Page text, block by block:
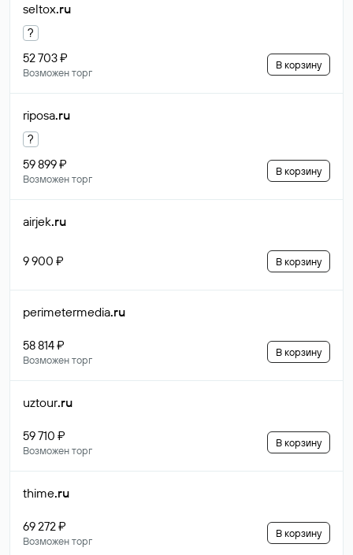
seltox.ru
?
52 703 ₽
Возможен торг
В корзину
riposa.ru
?
59 899 ₽
Возможен торг
В корзину
airjek.ru
9 900 ₽ В корзину
perimetermedia.ru
58 814 ₽
Возможен торг
В корзину
uztour.ru
59 710 ₽
Возможен торг
В корзину
thime.ru
69 272 ₽
Возможен торг
В корзину